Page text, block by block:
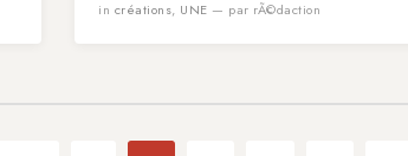
in créations, UNE — par rÃ©daction